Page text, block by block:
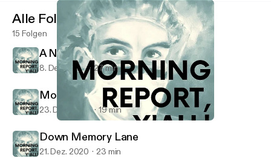
Morning Report, Y’all!
Alle Folgen
15 Folgen
A New Episode, Finally
8. Dez. 2023 27 min
More resident shenanigans
23. Dez. 2020 19 min
Down Memory Lane
21. Dez. 2020 23 min